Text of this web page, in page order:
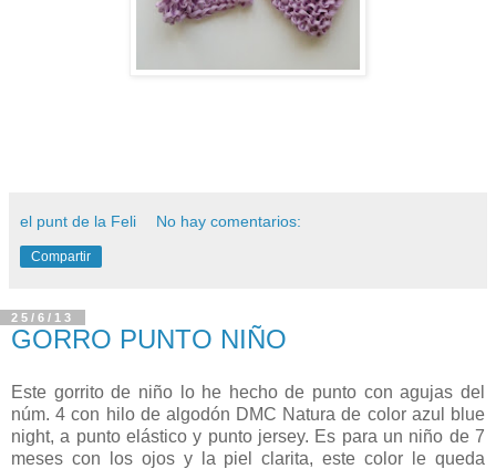
el punt de la Feli No hay comentarios:
Compartir
25/6/13
GORRO PUNTO NIÑO
Este gorrito de niño lo he hecho de punto con agujas del
núm. 4 con hilo de algodón DMC Natura de color azul blue
night, a punto elástico y punto jersey. Es para un niño de 7
meses con los ojos y la piel clarita, este color le queda